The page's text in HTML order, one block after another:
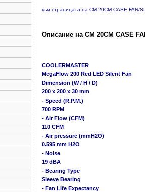
към страницата на CM 20CM CASE FAN/
Описание на CM 20CM CASE
COOLERMASTER
MegaFlow 200 Red LED Silent Fan
Dimension (W / H / D)
200 x 200 x 30 mm
- Speed (R.P.M.)
700 RPM
- Air Flow (CFM)
110 CFM
- Air pressure (mmH2O)
0.595 mm H2O
- Noise
19 dBA
- Bearing Type
Sleeve Bearing
- Fan Life Expectancy